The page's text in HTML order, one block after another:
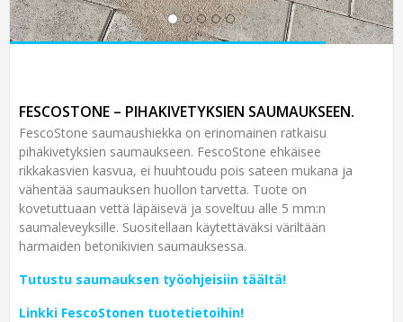
FESCOSTONE – PIHAKIVETYKSIEN SAUMAUKSEEN.
FescoStone saumaushiekka on erinomainen ratkaisu
pihakivetyksien saumaukseen. FescoStone ehkäisee
rikkakasvien kasvua, ei huuhtoudu pois sateen mukana ja
vähentää saumauksen huollon tarvetta. Tuote on
kovetuttuaan vettä läpäisevä ja soveltuu alle 5 mm:n
saumaleveyksille. Suositellaan käytettäväksi väriltään
harmaiden betonikivien saumauksessa.
Tutustu saumauksen työohjeisiin täältä!
Linkki FescoStonen tuotetietoihin!